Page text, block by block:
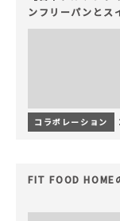
ンフリーパンとス
コラボレーション
FIT FOOD HOME